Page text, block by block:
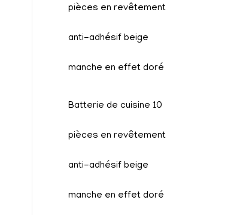
Batterie de cuisine 10
pièces en revêtement
anti-adhésif beige
manche en effet doré